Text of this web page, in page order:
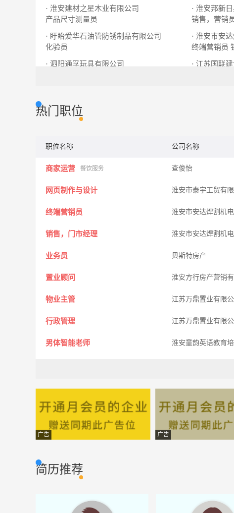
· 淮安建材之星木业有限公司
产品尺寸测量员
· 淮安邦新
销售，营销
· 盱眙爱华石油管防锈制品有限公司
化验员
· 淮安市安
终端营销员
· 泗阳通孚玩具有限公司
· 江苏国联
热门职位
职位名称 公司名称
商家运营 餐饮服务 查俊怡
网页制作与设计 淮安市泰宇工贸有限
终端营销员 淮安市安达焊割机
销售，门市经理 淮安市安达焊割机
业务员 贝斯特房产
置业顾问 淮安方行房产营销
物业主管 江苏万鼎置业有限公
行政管理 江苏万鼎置业有限公
男体智能老师 淮安童韵英语教育
硫化工 泗阳通孚玩具有限公
销售助理 淮安方行房产营销
造价工程师
广告 广告
简历推荐